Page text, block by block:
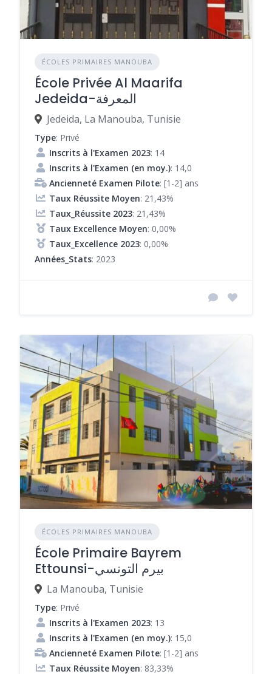
ÉCOLES PRIMAIRES MANOUBA
École Privée Al Maarifa
Jedeida-المعرفة
Jedeida, La Manouba, Tunisie
Type: Privé
Inscrits à l'Examen 2023: 14
Inscrits à l'Examen (en moy.): 14,0
Ancienneté Examen Pilote: [1-2] ans
Taux Réussite Moyen: 21,43%
Taux_Réussite 2023: 21,43%
Taux Excellence Moyen: 0,00%
Taux_Excellence 2023: 0,00%
Années_Stats: 2023
ÉCOLES PRIMAIRES MANOUBA
École Primaire Bayrem
Ettounsi-بيرم التونسي
La Manouba, Tunisie
Type: Privé
Inscrits à l'Examen 2023: 13
Inscrits à l'Examen (en moy.): 15,0
Ancienneté Examen Pilote: [1-2] ans
Taux Réussite Moyen: 83,33%